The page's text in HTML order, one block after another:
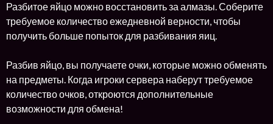
Разбитое яйцо можно восстановить за алмазы. Соберите
требуемое количество ежедневной верности, чтобы
получить больше попыток для разбивания яиц.
Разбив яйцо, вы получаете очки, которые можно обменять
на предметы. Когда игроки сервера наберут требуемое
количество очков, откроются дополнительные
возможности для обмена!